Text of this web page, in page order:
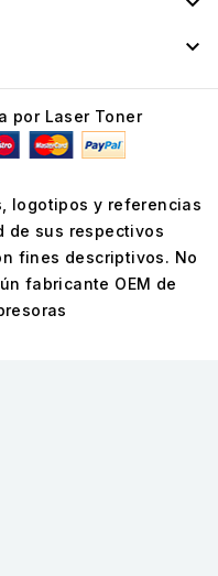

por Laser Toner
logotipos y referencias
de sus respectivos
fines descriptivos. No
fabricante OEM de